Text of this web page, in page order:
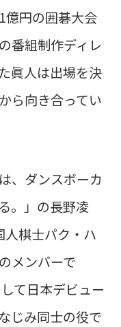
億円の囲碁大会
番組制作ディレ
眞人は出場を決
ら向き合ってい
、ダンスボーカ
。」の長野凌
人棋士パク・ハ
メンバーで
て日本デビュー
じみ同士の役で